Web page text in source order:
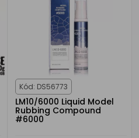
Kód: DS56773
LM10/6000 Liquid Model
Rubbing Compound
#6000